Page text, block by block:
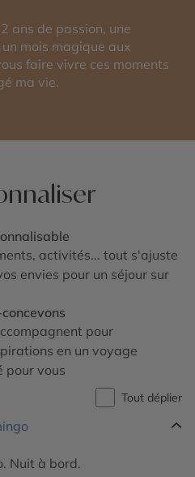
ans de passion, une
mois magique aux
faire vivre ces moments
ma vie.
activités... tout s'ajuste
envies pour un séjour sur
pour
en un voyage
pour vous
Tout déplier
Nuit à bord.